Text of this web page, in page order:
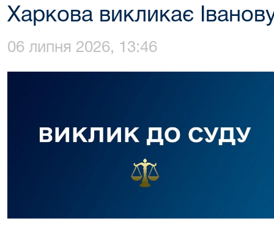
Харкова викликає
06 липня 2026, 13:46